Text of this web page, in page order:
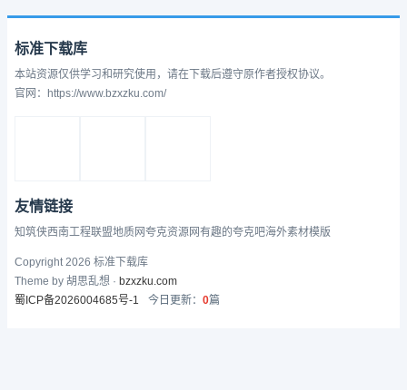
标准下载库
本站资源仅供学习和研究使用，请在下载后遵守原作者授权协议。
官网：https://www.bzxzku.com/
友情链接
知筑侠西南工程联盟地质网夸克资源网有趣的夸克吧海外素材模版
Copyright 2026 标准下载库
Theme by 胡思乱想 · bzxzku.com
蜀ICP备2026004685号-1
今日更新： 0篇